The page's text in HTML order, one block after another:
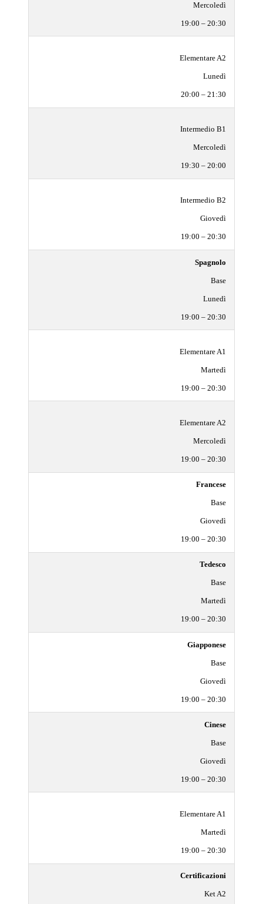
Mercoledì
19:00 – 20:30
Elementare A2
Lunedì
20:00 – 21:30
Intermedio B1
Mercoledì
19:30 – 20:00
Intermedio B2
Giovedì
19:00 – 20:30
Spagnolo
Base
Lunedì
19:00 – 20:30
Elementare A1
Martedì
19:00 – 20:30
Elementare A2
Mercoledì
19:00 – 20:30
Francese
Base
Giovedì
19:00 – 20:30
Tedesco
Base
Martedì
19:00 – 20:30
Giapponese
Base
Giovedì
19:00 – 20:30
Cinese
Base
Giovedì
19:00 – 20:30
Elementare A1
Martedì
19:00 – 20:30
Certificazioni
Ket A2